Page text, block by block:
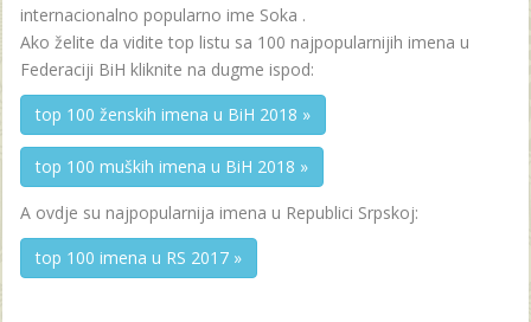
internacionalno popularno ime Soka .
Ako želite da vidite top listu sa 100 najpopularnijih imena u
Federaciji BiH kliknite na dugme ispod:
top 100 ženskih imena u BiH 2018 »
top 100 muških imena u BiH 2018 »
A ovdje su najpopularnija imena u Republici Srpskoj:
top 100 imena u RS 2017 »